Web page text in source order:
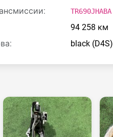
TR690JHABA
94 258 км
black (D4S)